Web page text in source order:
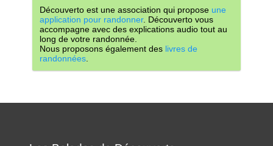
Découverto est une association qui propose une
application pour randonner. Découverto vous
accompagne avec des explications audio tout au
long de votre randonnée.
Nous proposons également des livres de
randonnées